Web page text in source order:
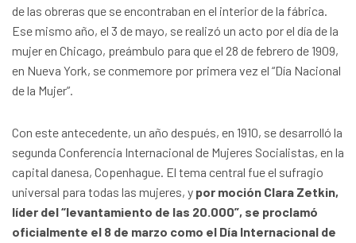
de las obreras que se encontraban en el interior de la fábrica.
Ese mismo año, el 3 de mayo, se realizó un acto por el día de la
mujer en Chicago, preámbulo para que el 28 de febrero de 1909,
en Nueva York, se conmemore por primera vez el “Día Nacional
de la Mujer”.
Con este antecedente, un año después, en 1910, se desarrolló la
segunda Conferencia Internacional de Mujeres Socialistas, en la
capital danesa, Copenhague. El tema central fue el sufragio
universal para todas las mujeres, y por moción Clara Zetkin,
líder del “levantamiento de las 20.000”, se proclamó
oficialmente el 8 de marzo como el Día Internacional de